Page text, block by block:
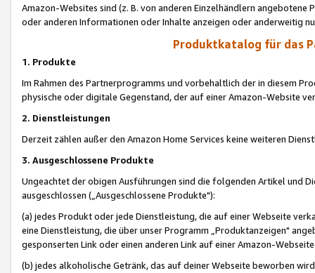
Amazon-Websites sind (z. B. von anderen Einzelhändlern
oder anderen Informationen oder Inhalte anzeigen oder anderweitig
Produktkatalog für das
1. Produkte
Im Rahmen des Partnerprogramms und vorbehaltlich der in diesem
physische oder digitale Gegenstand, der auf einer Amazon-Website
2. Dienstleistungen
Derzeit zählen außer den Amazon Home Services keine weiteren
3. Ausgeschlossene Produkte
Ungeachtet der obigen Ausführungen sind die folgenden Artikel und
ausgeschlossen („Ausgeschlossene Produkte"):
(a) jedes Produkt oder jede Dienstleistung, die auf einer Webseite
eine Dienstleistung, die über unser Programm „Produktanzeigen"
gesponserten Link oder einen anderen Link auf einer Amazon-
(b) jedes alkoholische Getränk, das auf deiner Webseite beworben